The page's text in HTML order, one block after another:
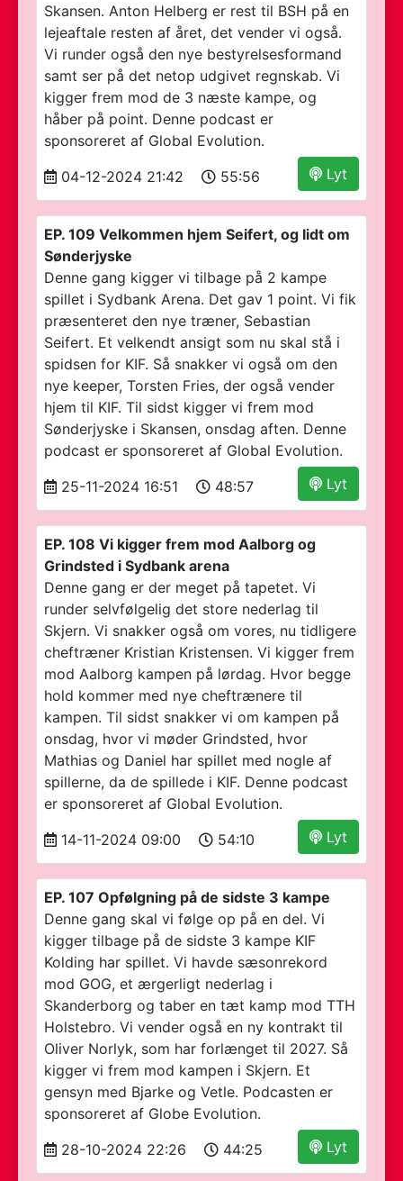
Skansen. Anton Helberg er rest til BSH på en
lejeaftale resten af året, det vender vi også.
Vi runder også den nye bestyrelsesformand
samt ser på det netop udgivet regnskab. Vi
kigger frem mod de 3 næste kampe, og
håber på point. Denne podcast er
sponsoreret af Global Evolution.
Lyt
04-12-2024 21:42 55:56
EP. 109 Velkommen hjem Seifert, og lidt om
Sønderjyske
Denne gang kigger vi tilbage på 2 kampe
spillet i Sydbank Arena. Det gav 1 point. Vi fik
præsenteret den nye træner, Sebastian
Seifert. Et velkendt ansigt som nu skal stå i
spidsen for KIF. Så snakker vi også om den
nye keeper, Torsten Fries, der også vender
hjem til KIF. Til sidst kigger vi frem mod
Sønderjyske i Skansen, onsdag aften. Denne
podcast er sponsoreret af Global Evolution.
Lyt
25-11-2024 16:51 48:57
EP. 108 Vi kigger frem mod Aalborg og
Grindsted i Sydbank arena
Denne gang er der meget på tapetet. Vi
runder selvfølgelig det store nederlag til
Skjern. Vi snakker også om vores, nu tidligere
cheftræner Kristian Kristensen. Vi kigger frem
mod Aalborg kampen på lørdag. Hvor begge
hold kommer med nye cheftrænere til
kampen. Til sidst snakker vi om kampen på
onsdag, hvor vi møder Grindsted, hvor
Mathias og Daniel har spillet med nogle af
spillerne, da de spillede i KIF. Denne podcast
er sponsoreret af Global Evolution.
Lyt
14-11-2024 09:00 54:10
EP. 107 Opfølgning på de sidste 3 kampe
Denne gang skal vi følge op på en del. Vi
kigger tilbage på de sidste 3 kampe KIF
Kolding har spillet. Vi havde sæsonrekord
mod GOG, et ærgerligt nederlag i
Skanderborg og taber en tæt kamp mod TTH
Holstebro. Vi vender også en ny kontrakt til
Oliver Norlyk, som har forlænget til 2027. Så
kigger vi frem mod kampen i Skjern. Et
gensyn med Bjarke og Vetle. Podcasten er
sponsoreret af Globe Evolution.
Lyt
28-10-2024 22:26 44:25